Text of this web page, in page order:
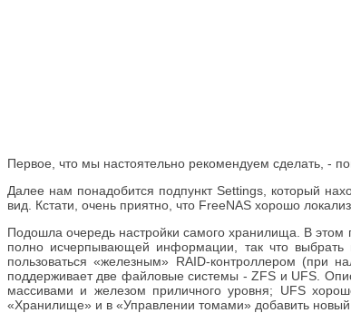
Первое, что мы настоятельно рекомендуем сделать, -
Далее нам понадобится подпункт Settings, который
вид. Кстати, очень приятно, что FreeNAS хорошо
Подошла очередь настройки самого хранилища. В этом
полно исчерпывающей информации, так что
пользоваться «железным» RAID-контроллером (при
поддерживает две файловые системы - ZFS и UFS.
массивами и железом приличного уровня; UFS
«Хранилище» и в «Управлении томами» добавить новый